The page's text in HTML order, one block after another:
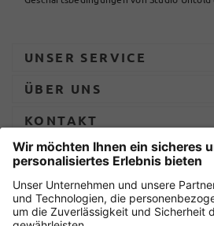
UNSER SERVICE
ÜBER UNS
KONTAKT
ZAHLUNG UND
Sicher einkaufen mit